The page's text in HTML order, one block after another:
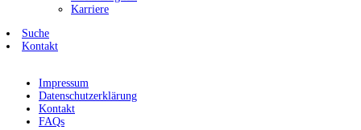
Karriere
Suche
Kontakt
Impressum
Datenschutzerklärung
Kontakt
FAQs